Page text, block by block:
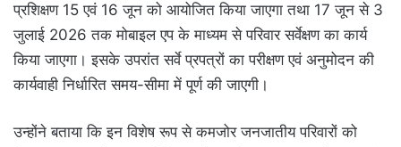
प्रशिक्षण 15 एवं 16 जून को आयोजित किया जाएगा तथा 17 जून से 3
जुलाई 2026 तक मोबाइल एप के माध्यम से परिवार सर्वेक्षण का कार्य
किया जाएगा। इसके उपरांत सर्वे प्रपत्रों का परीक्षण एवं अनुमोदन की
कार्यवाही निर्धारित समय-सीमा में पूर्ण की जाएगी।
उन्होंने बताया कि इन विशेष रूप से कमजोर जनजातीय परिवारों को